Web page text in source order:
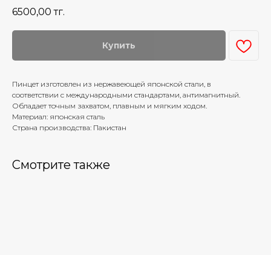
6500,00 тг.
Купить
Пинцет изготовлен из нержавеющей японской стали, в
соответствии с международными стандартами, антимагнитный.
Обладает точным захватом, плавным и мягким ходом.
Материал: японская сталь
Страна производства: Пакистан
Смотрите также